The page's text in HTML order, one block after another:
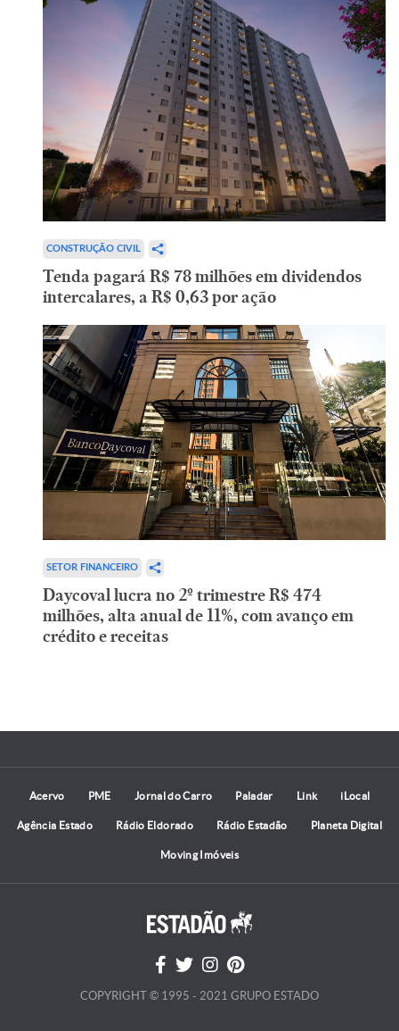
CONSTRUÇÃO CIVIL
Tenda pagará R$ 78 milhões em dividendos
intercalares, a R$ 0,63 por ação
SETOR FINANCEIRO
Daycoval lucra no 2º trimestre R$ 474
milhões, alta anual de 11%, com avanço em
crédito e receitas
Acervo PME Jornal do Carro Paladar Link iLocal
Agência Estado Rádio Eldorado Rádio Estadão Planeta Digital
Moving Imóveis
COPYRIGHT © 1995 - 2021 GRUPO ESTADO